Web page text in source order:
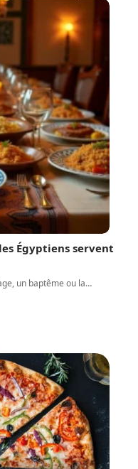
Égyptiens servent
un baptême ou la…